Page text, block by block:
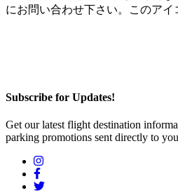
にお問い合わせ下さい。このアイ
Subscribe for Updates!
Get our latest flight destination
parking promotions sent directly to
Social
Menu